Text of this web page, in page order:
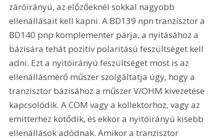
záróirányú, az előzőeknél sokkal nagyobb
ellenállásait kell kapni. A BD139 npn tranzisztor a
BD140 pnp komplementer párja, a nyitásához a
bázisára tehát pozitív polaritású feszültséget kell
adni. Ezt a nyitóirányú feszültséget most is az
ellenállásmérő műszer szolgáltatja úgy, hogy a
tranzisztor bázisához a műszer V/OHM kivezetése
kapcsolódik. A COM vagy a kollektorhoz, vagy az
emitterhez kötődik, és ekkor a nyitóirányú kisebb
ellenállások adódnak. Amikor a tranzisztor